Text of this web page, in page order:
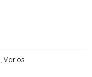
,Varios